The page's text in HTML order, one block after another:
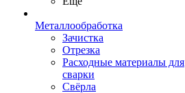
Металлообработка
Зачистка
Отрезка
Расходные материалы для
сварки
Свёрла